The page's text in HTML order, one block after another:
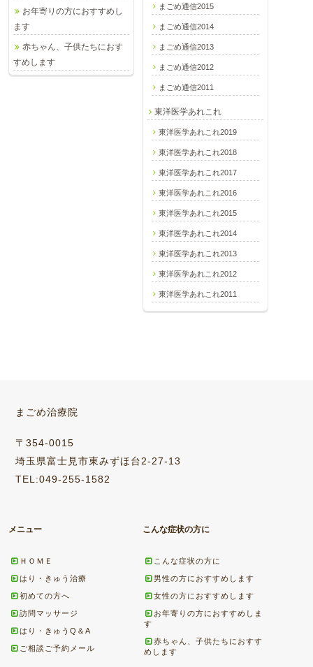
まごめ通信2015
まごめ通信2014
まごめ通信2013
まごめ通信2012
まごめ通信2011
東洋医学あれこれ
東洋医学あれこれ2019
東洋医学あれこれ2018
東洋医学あれこれ2017
東洋医学あれこれ2016
東洋医学あれこれ2015
東洋医学あれこれ2014
東洋医学あれこれ2013
東洋医学あれこれ2012
東洋医学あれこれ2011
お年寄りの方におすすめし
ます
赤ちゃん、子供たちにおす
すめします
まごめ治療院
〒354-0015
埼玉県富士見市東みずほ台2-27-13
TEL:049-255-1582
メニュー
ＨＯＭＥ
はり・きゅう治療
初めての方へ
訪問マッサージ
はり・きゅうQ＆A
ご相談ご予約メール
こんな症状の方に
こんな症状の方に
男性の方におすすめします
女性の方におすすめします
お年寄りの方におすすめしま
す
赤ちゃん、子供たちにおすす
めします